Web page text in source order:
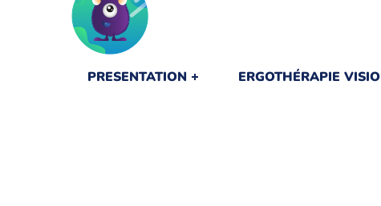
PRESENTATION ERGOTHÉRAPIE VISIO